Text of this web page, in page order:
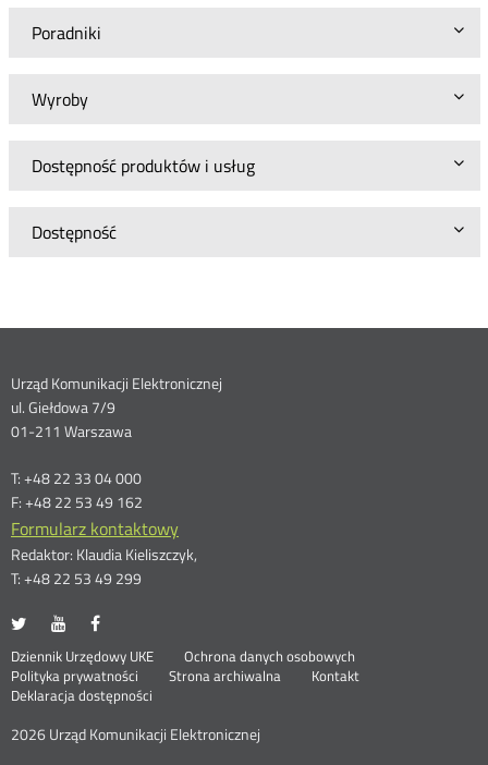
Poradniki
Wyroby
Dostępność produktów i usług
Dostępność
Dane
kontaktowe
Urząd Komunikacji Elektronicznej
ul. Giełdowa 7/9
01-211 Warszawa
T: +48 22 33 04 000
F: +48 22 53 49 162
Formularz kontaktowy
Redaktor: Klaudia Kieliszczyk,
T: +48 22 53 49 299
UKE
portalu
Twitter
Otwórz
nowym
oknie
UKE
portalu
Youtube
Otwórz
nowym
oknie
portalu
Facebook
nowym
oknie
Stopka
menu
Dziennik Urzędowy UKE Otwórz
Ochrona danych osobowych
Polityka prywatności
Otwórz
w
oknie
Strona archiwalna
Kontakt
Deklaracja dostępności
2026 Urząd Komunikacji Elektronicznej